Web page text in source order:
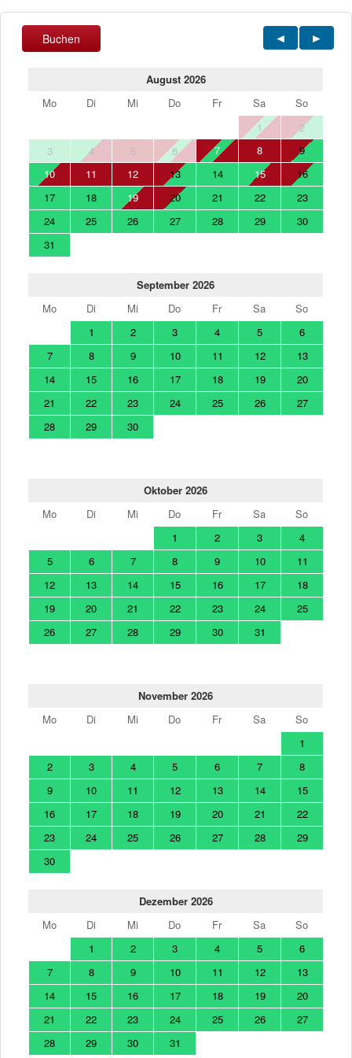
Buchen
August 2026
Mo
Di Mi Do Fr Sa
So
1
2
3
4 5 6 7 8
9
10
11 12 13 14 15
16
17
18 19 20 21 22
23
24
25 26 27 28 29
30
31
September 2026
Mo
Di Mi Do Fr Sa
So
1
2 3 4 5
6
7
8 9 10 11 12
13
14
15 16 17 18 19
20
21
22 23 24 25 26
27
28
29 30
Oktober 2026
Mo
Di Mi Do Fr Sa
So
1
2 3
4
5
6 7 8 9 10
11
12
13 14 15 16 17
18
19
20 21 22 23 24
25
26
27 28 29 30 31
November 2026
Mo
Di Mi Do Fr Sa
So
1
2
3 4 5 6 7
8
9
10 11 12 13 14
15
16
17 18 19 20 21
22
23
24 25 26 27 28
29
30
Dezember 2026
Mo
Di Mi Do Fr Sa
So
1
2 3 4 5
6
7
8 9 10 11 12
13
14
15 16 17 18 19
20
21
22 23 24 25 26
27
28
29 30 31